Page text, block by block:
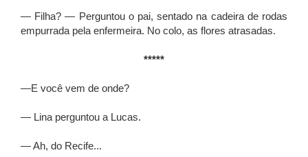
— Filha? — Perguntou o pai, sentado na cadeira de rodas
empurrada pela enfermeira. No colo, as flores atrasadas.
*****
—E você vem de onde?
— Lina perguntou a Lucas.
— Ah, do Recife...